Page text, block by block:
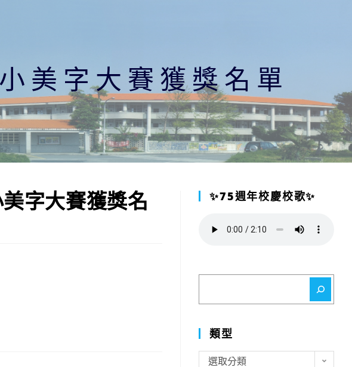
美字大賽獲獎名單
字大賽獲獎名 ✨75週年校慶校歌✨
類型
選取分類